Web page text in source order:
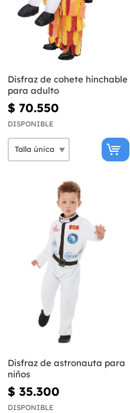
Disfraz de cohete hinchable
para adulto
$ 70.550
DISPONIBLE
Disfraz de astronauta para
niños
$ 35.300
DISPONIBLE